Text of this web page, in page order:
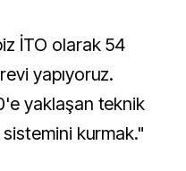
İTO olarak 54
yapıyoruz.
yaklaşan teknik
kurmak."